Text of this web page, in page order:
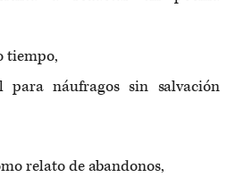
tiempo,
para náufragos sin salvación
relato de abandonos,